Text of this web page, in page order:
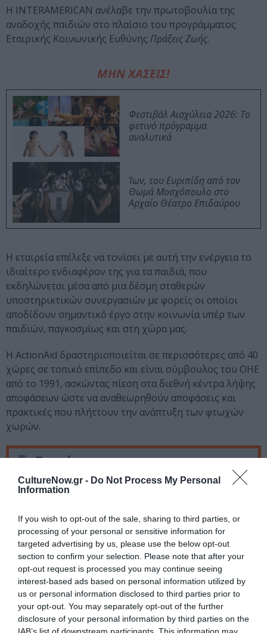
CultureNow.gr - Do Not Process My Personal
Information
If you wish to opt-out of the sale, sharing to third parties, or
processing of your personal or sensitive information for
targeted advertising by us, please use the below opt-out
section to confirm your selection. Please note that after your
opt-out request is processed you may continue seeing
interest-based ads based on personal information utilized by
us or personal information disclosed to third parties prior to
your opt-out. You may separately opt-out of the further
disclosure of your personal information by third parties on the
Η INTERAMERICAN ανέλαβε την πρωτοβουλία της
αναδοχής παιδιών στο πλαίσιο του προγράμματος
Εταιρικής Κοινωνικής Ευθύνης Πράξεις Ζωής.
ΜΗΝ ΧΑΣΕΙΣ!
Φεστιβάλ Αισχύλεια 2026: Το
φετινό πρόγραμμα
αναλυτικά
Ίων, του Ευριπίδη από τον
Θωμά Μοσχόπουλο στο
Αρχαίο Θέατρο Επιδαύρου
Η εταιρεία επέλεξε να τονίσει με αυτή την ενέργεια το
ιδιαίτερο ενδιαφέρον της για τα παιδιά, που
εκδηλώνεται μέσα από μια δέσμη σταθερών
υποστηρικτικών συνεργασιών με φορείς οι οποίοι
αποδίδουν σημαντικό έργο στην κοινωνία υπέρ των
παιδιών, παγκοσμίως και στη χώρα μας.
Η ΑctionAid δραστηριοποιείται σε περισσότερες από 40
χώρες σε τοπικό επίπεδο και είναι σύμβουλος του ΟΗΕ
από το 1991, ασκώντας πίεση στα διεθνή κέντρα λήψης
αποφάσεων ώστε να αναθεωρηθούν αποφάσεις και
πρακτικές που πλήττουν την ανάπτυξη των φτωχών
χωρών.
Ταυτότητα
Ακολουθήστε το Culturenow.gr στοGoogle News
μάθετε πρώτοι όλες τις ειδήσεις
Δείτε όλα τατελευταία νέαγια την Τέχνη και τον
Πολιτισμό στοCulturenow.gr
Νέοι Διαγωνισμοί ❯